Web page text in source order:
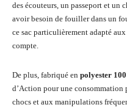
des écouteurs, un passeport et un
avoir besoin de fouiller dans un
ce sac particulièrement adapté
compte.
De plus, fabriqué en polyester
d’Action pour une consommation
chocs et aux manipulations